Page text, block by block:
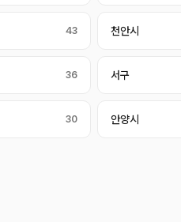
43 천안시
36 서구
30 안양시